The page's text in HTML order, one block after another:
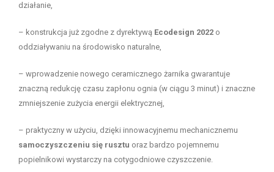
działanie,
– konstrukcja już zgodne z dyrektywą Ecodesign 2022 o
oddziaływaniu na środowisko naturalne,
– wprowadzenie nowego ceramicznego żarnika gwarantuje
znaczną redukcję czasu zapłonu ognia (w ciągu 3 minut) i znaczne
zmniejszenie zużycia energii elektrycznej,
– praktyczny w użyciu, dzięki innowacyjnemu mechanicznemu
samoczyszczeniu się rusztu oraz bardzo pojemnemu
popielnikowi wystarczy na cotygodniowe czyszczenie.